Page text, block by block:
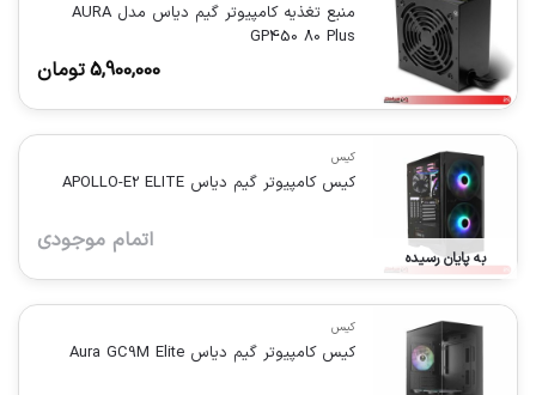
منبع تغذیه کامپیوتر گیم دیاس مدل AURA
GP450 80 Plus
5,900,000تومان
به پایان رسیده
کیس
کیس کامپیوتر گیم دیاس APOLLO-E2 ELITE
اتمام موجودی
کیس
کیس کامپیوتر گیم دیاس Aura GC9M Elite